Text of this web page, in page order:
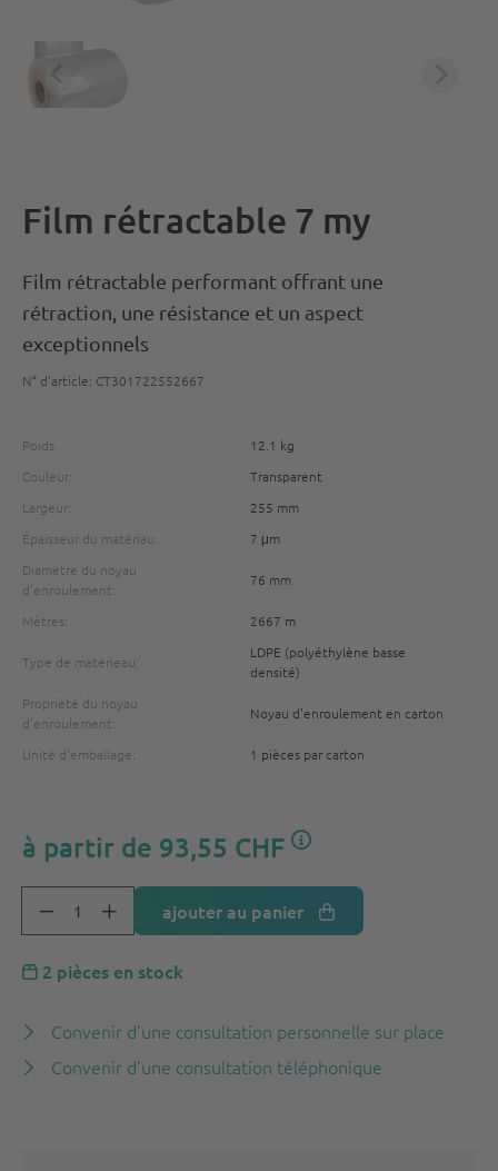
Film rétractable 7 my
Film rétractable performant offrant une
rétraction, une résistance et un aspect
exceptionnels
N° d'article: CT301722552667
Poids
12.1 kg
Couleur:
Transparent
Largeur:
255 mm
Épaisseur du matériau:
7 μm
Diamètre du noyau
d'enroulement:
76 mm
Mètres: 2667 m
Type de matérieau:
LDPE (polyéthylène basse
densité)
Propriété du noyau
d'enroulement:
Noyau d'enroulement en carton
Unité d'emballage: 1 pièces par carton
à partir de 93,55 CHF
ajouter au panier
2 pièces en stock
Convenir d'une consultation personnelle sur place
Convenir d'une consultation téléphonique